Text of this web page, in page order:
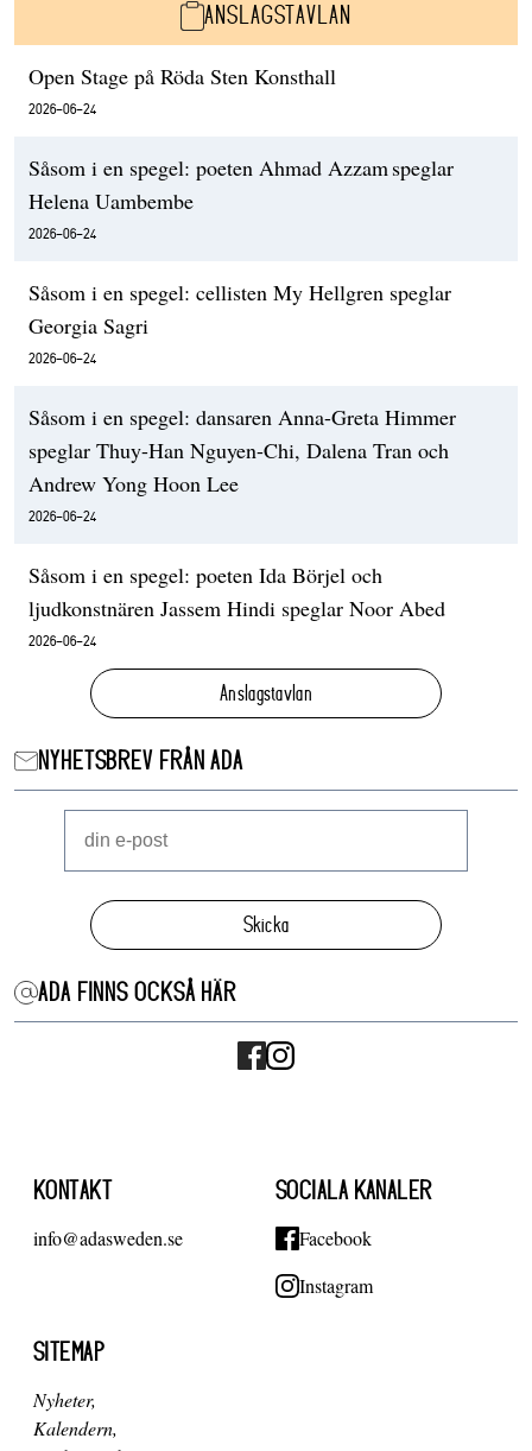
ANSLAGSTAVLAN
Open Stage på Röda Sten Konsthall
2026-06-24
Såsom i en spegel: poeten Ahmad Azzam speglar
Helena Uambembe
2026-06-24
Såsom i en spegel: cellisten My Hellgren speglar
Georgia Sagri
2026-06-24
Såsom i en spegel: dansaren Anna-Greta Himmer
speglar Thuy-Han Nguyen-Chi, Dalena Tran och
Andrew Yong Hoon Lee
2026-06-24
Såsom i en spegel: poeten Ida Börjel och
ljudkonstnären Jassem Hindi speglar Noor Abed
2026-06-24
Anslagstavlan
NYHETSBREV FRÅN ADA
Skicka
ADA FINNS OCKSÅ HÄR
KONTAKT
info@adasweden.se
SOCIALA KANALER
Facebook
Instagram
SITEMAP
Nyheter
Kalendern